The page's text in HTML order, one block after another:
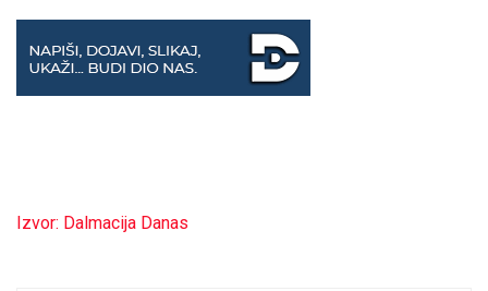
Izvor: Dalmacija Danas